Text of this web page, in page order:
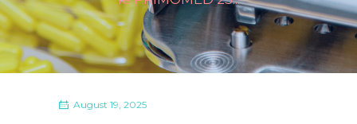
August 19, 2025